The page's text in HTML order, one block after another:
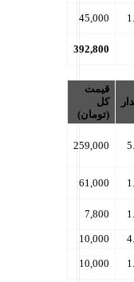
45,000
392,800
قیمت
کل
(تومان)
259,000
61,000
7,800
10,000
10,000